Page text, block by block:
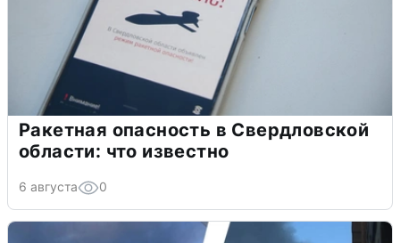
Ракетная опасность в Свердловской
области: что известно
6 августа 0